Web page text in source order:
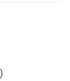
4